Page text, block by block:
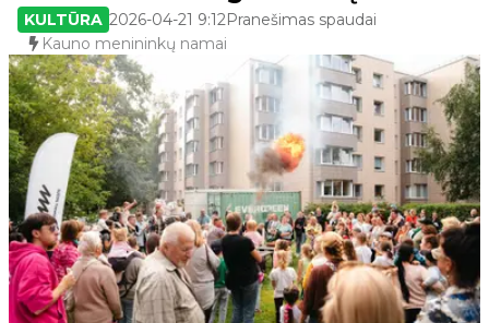
KULTŪRA 2026-04-21 9:12Pranešimas spaudai
Kauno menininkų namai